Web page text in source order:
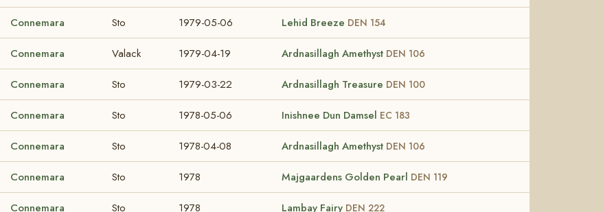
Connemara Sto 1979-05-06 Lehid Breeze DEN 154
Connemara Valack 1979-04-19 Ardnasillagh Amethyst DEN 106
Connemara Sto 1979-03-22 Ardnasillagh Treasure DEN 100
Connemara Sto 1978-05-06 Inishnee Dun Damsel EC 183
Connemara Sto 1978-04-08 Ardnasillagh Amethyst DEN 106
Connemara Sto 1978 Majgaardens Golden Pearl DEN 119
Connemara Sto 1978 Lambay Fairy DEN 222